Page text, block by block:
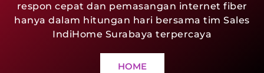
respon cepat dan pemasangan internet fiber
hanya dalam hitungan hari bersama tim Sales
IndiHome Surabaya terpercaya
HOME